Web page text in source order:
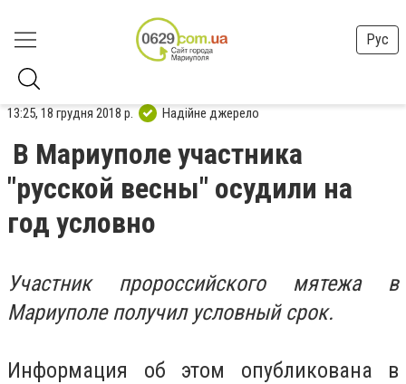
Рус
13:25, 18 грудня 2018 р. Надійне джерело
В Мариуполе участника
"русской весны" осудили на
год условно
Участник пророссийского мятежа в
Мариуполе получил условный срок.
Информация об этом опубликована в